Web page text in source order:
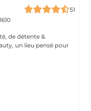
51
de détente &